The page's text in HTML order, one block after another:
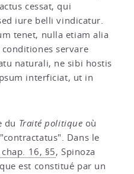
cessat, qui
iure belli vindicatur.
tenet, nulla etiam alia
servare
naturali, ne sibi hostis
interficiat, ut in
du Traité politique où
Dans le
chap. 16, §5, Spinoza
est constitué par un